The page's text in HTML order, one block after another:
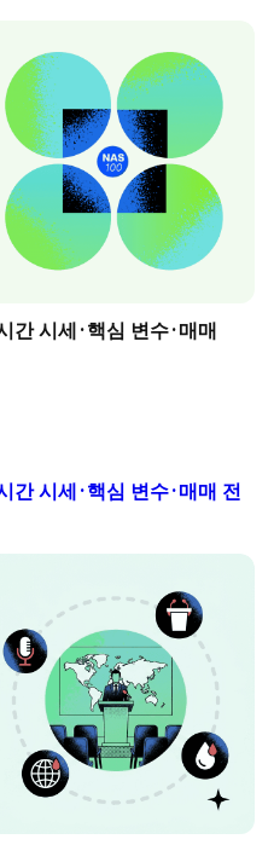
간 시세·핵심 변수·매매
간 시세·핵심 변수·매매 전